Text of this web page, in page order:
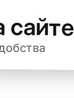
сайте